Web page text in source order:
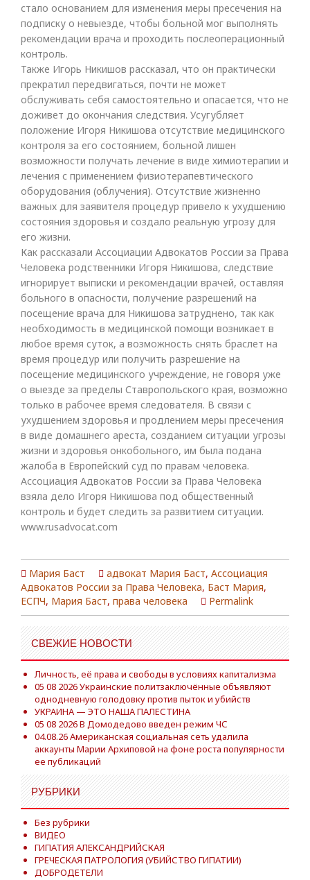
стало основанием для изменения меры пресечения на
подписку о невыезде, чтобы больной мог выполнять
рекомендации врача и проходить послеоперационный
контроль.
Также Игорь Никишов рассказал, что он практически
прекратил передвигаться, почти не может
обслуживать себя самостоятельно и опасается, что не
доживет до окончания следствия. Усугубляет
положение Игоря Никишова отсутствие медицинского
контроля за его состоянием, больной лишен
возможности получать лечение в виде химиотерапии и
лечения с применением физиотерапевтического
оборудования (облучения). Отсутствие жизненно
важных для заявителя процедур привело к ухудшению
состояния здоровья и создало реальную угрозу для
его жизни.
Как рассказали Ассоциации Адвокатов России за Права
Человека родственники Игоря Никишова, следствие
игнорирует выписки и рекомендации врачей, оставляя
больного в опасности, получение разрешений на
посещение врача для Никишова затруднено, так как
необходимость в медицинской помощи возникает в
любое время суток, а возможность снять браслет на
время процедур или получить разрешение на
посещение медицинского учреждение, не говоря уже
о выезде за пределы Ставропольского края, возможно
только в рабочее время следователя. В связи с
ухудшением здоровья и продлением меры пресечения
в виде домашнего ареста, созданием ситуации угрозы
жизни и здоровья онкобольного, им была подана
жалоба в Европейский суд по правам человека.
Ассоциация Адвокатов России за Права Человека
взяла дело Игоря Никишова под общественный
контроль и будет следить за развитием ситуации.
www.rusadvocat.com
Мария Баст адвокат Мария Баст, Ассоциация
Адвокатов России за Права Человека, Баст Мария,
ЕСПЧ, Мария Баст, права человека Permalink
СВЕЖИЕ НОВОСТИ
Личность, её права и свободы в условиях капитализма
05 08 2026 Украинские политзаключённые объявляют
однодневную голодовку против пыток и убийств
УКРАИНА — ЭТО НАША ПАЛЕСТИНА
05 08 2026 В Домодедово введен режим ЧС
04.08.26 Американская социальная сеть удалила
аккаунты Марии Архиповой на фоне роста популярности
ее публикаций
РУБРИКИ
Без рубрики
ВИДЕО
ГИПАТИЯ АЛЕКСАНДРИЙСКАЯ
ГРЕЧЕСКАЯ ПАТРОЛОГИЯ (УБИЙСТВО ГИПАТИИ)
ДОБРОДЕТЕЛИ